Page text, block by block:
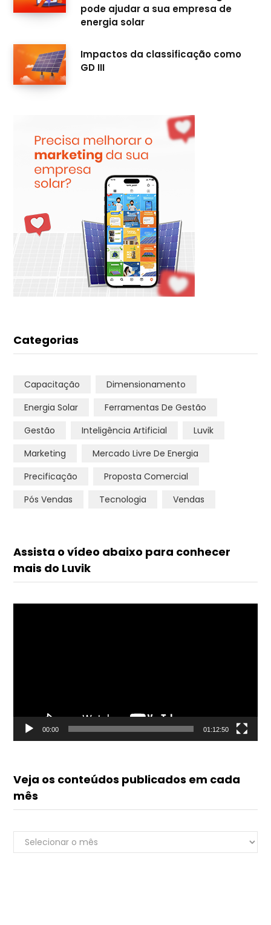
Renato do Luvik
pode ajudar a sua empresa de
energia solar
Impactos da classificação como
GD III
Categorias
Capacitação
Dimensionamento
Energia Solar
Ferramentas De Gestão
Gestão
Inteligência Artificial
Luvik
Marketing
Mercado Livre De Energia
Precificação
Proposta Comercial
Pós Vendas
Tecnologia Vendas
Assista o vídeo abaixo para conhecer
mais do Luvik
00:00 01:12:50
Veja os conteúdos publicados em cada
mês
Veja
os